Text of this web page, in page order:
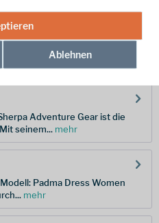
Adventure Gear ist die
seinem... mehr
Padma Dress Women
mehr
Ablehnen